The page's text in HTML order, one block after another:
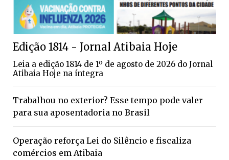
Edição 1814 - Jornal Atibaia Hoje
Leia a edição 1814 de 1º de agosto de 2026 do Jornal
Atibaia Hoje na íntegra
Trabalhou no exterior? Esse tempo pode valer
para sua aposentadoria no Brasil
Operação reforça Lei do Silêncio e fiscaliza
comércios em Atibaia